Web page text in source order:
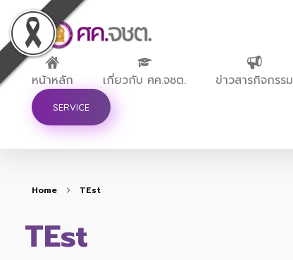
ศูนย์ขับเคลื่อนการศึกษาในจังหวัดชายแดนภาคใต้
หน้าหลัก เกี่ยวกับ ศค.จชต. ข่าวสารกิจกรรม
SERVICE
Home TEst
TEst